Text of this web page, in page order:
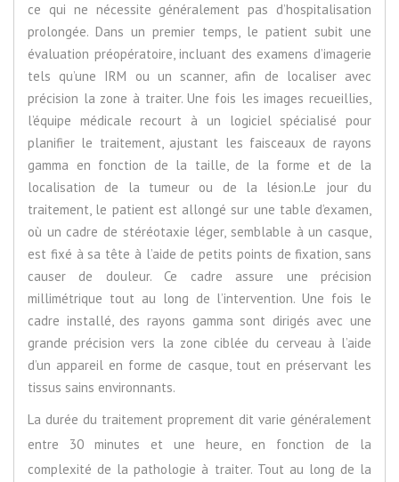
ce qui ne nécessite généralement pas d’hospitalisation
prolongée. Dans un premier temps, le patient subit une
évaluation préopératoire, incluant des examens d’imagerie
tels qu’une IRM ou un scanner, afin de localiser avec
précision la zone à traiter. Une fois les images recueillies,
l’équipe médicale recourt à un logiciel spécialisé pour
planifier le traitement, ajustant les faisceaux de rayons
gamma en fonction de la taille, de la forme et de la
localisation de la tumeur ou de la lésion.Le jour du
traitement, le patient est allongé sur une table d’examen,
où un cadre de stéréotaxie léger, semblable à un casque,
est fixé à sa tête à l’aide de petits points de fixation, sans
causer de douleur. Ce cadre assure une précision
millimétrique tout au long de l’intervention. Une fois le
cadre installé, des rayons gamma sont dirigés avec une
grande précision vers la zone ciblée du cerveau à l’aide
d’un appareil en forme de casque, tout en préservant les
tissus sains environnants.
La durée du traitement proprement dit varie généralement
entre 30 minutes et une heure, en fonction de la
complexité de la pathologie à traiter. Tout au long de la